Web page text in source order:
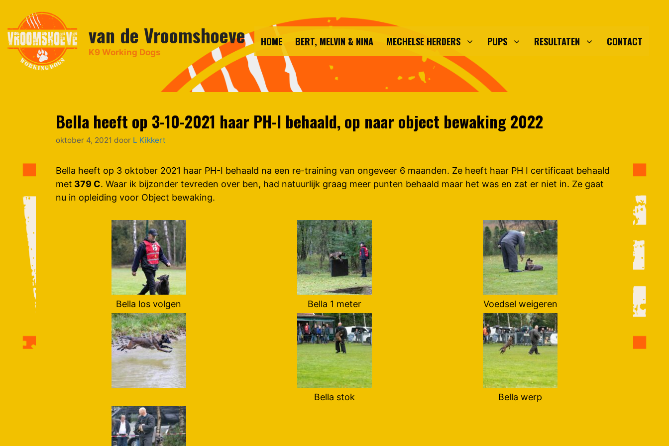
de
inhoud
van de Vroomshoeve
K9 Working Dogs
HOME BERT, MELVIN & NINA MECHELSE HERDERS PUPS RESULTATEN CONTACT
Bella heeft op 3-10-2021 haar PH-I behaald, op naar object bewaking 2022
oktober 4, 2021 door L Kikkert
Bella heeft op 3 oktober 2021 haar PH-I behaald na een re-training van ongeveer 6 maanden. Ze heeft haar PH I certificaat behaald
met 379 C. Waar ik bijzonder tevreden over ben, had natuurlijk graag meer punten behaald maar het was en zat er niet in. Ze gaat
nu in opleiding voor Object bewaking.
Bella los volgen Bella 1 meter Voedsel weigeren
Bella stok Bella werp